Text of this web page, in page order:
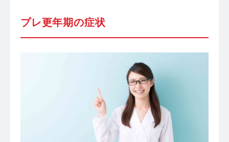
プレ更年期の症状